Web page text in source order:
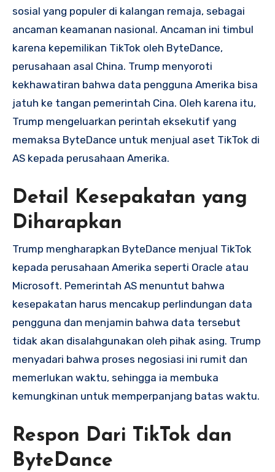
sosial yang populer di kalangan remaja, sebagai
ancaman keamanan nasional. Ancaman ini timbul
karena kepemilikan TikTok oleh ByteDance,
perusahaan asal China. Trump menyoroti
kekhawatiran bahwa data pengguna Amerika bisa
jatuh ke tangan pemerintah Cina. Oleh karena itu,
Trump mengeluarkan perintah eksekutif yang
memaksa ByteDance untuk menjual aset TikTok di
AS kepada perusahaan Amerika.
Detail Kesepakatan yang
Diharapkan
Trump mengharapkan ByteDance menjual TikTok
kepada perusahaan Amerika seperti Oracle atau
Microsoft. Pemerintah AS menuntut bahwa
kesepakatan harus mencakup perlindungan data
pengguna dan menjamin bahwa data tersebut
tidak akan disalahgunakan oleh pihak asing. Trump
menyadari bahwa proses negosiasi ini rumit dan
memerlukan waktu, sehingga ia membuka
kemungkinan untuk memperpanjang batas waktu.
Respon Dari TikTok dan
ByteDance